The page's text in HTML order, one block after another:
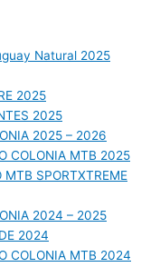
Natural 2025
2025
2025
2025 – 2026
COLONIA MTB 2025
MTB SPORTXTREME
2024 – 2025
2024
COLONIA MTB 2024